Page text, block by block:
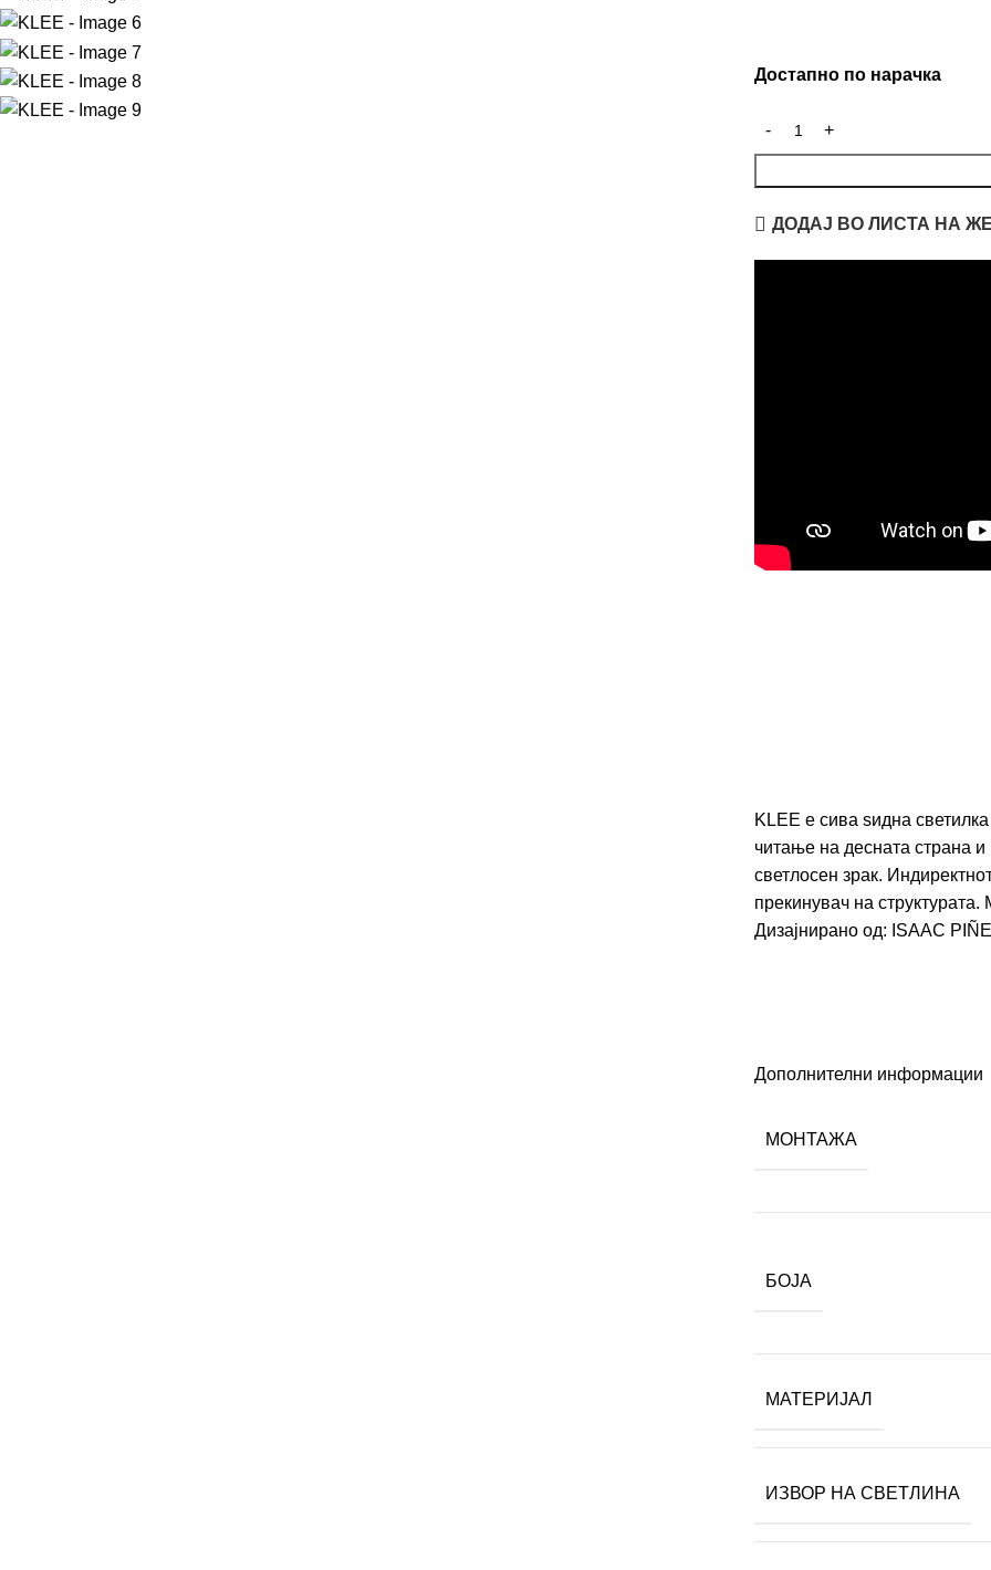
Достапно по нарачка
ДОДАЈ ВО ЛИСТА НА
KLEE е сива ѕидна
читање на десната страна и
светлосен зрак.
прекинувач на
Дизајнирано од: ISAAC
Дополнителни информации
МОНТАЖА
БОЈА
МАТЕРИЈАЛ
ИЗВОР НА СВЕТЛИНА